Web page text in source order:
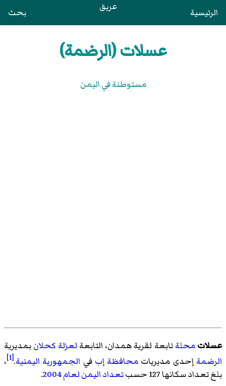
الرئيسية عريق بحث
عسلات (الرضمة)
مستوطنة في اليمن
عسلات محلةتابعة لقرية همدان، التابعة لعزلة كحلانبمديرية
الرضمة إحدى مديريات محافظة إب في الجمهورية اليمنية.
[1] ،
بلغ تعداد سكانها 127 حسب
تعداد اليمن لعام 2004 .